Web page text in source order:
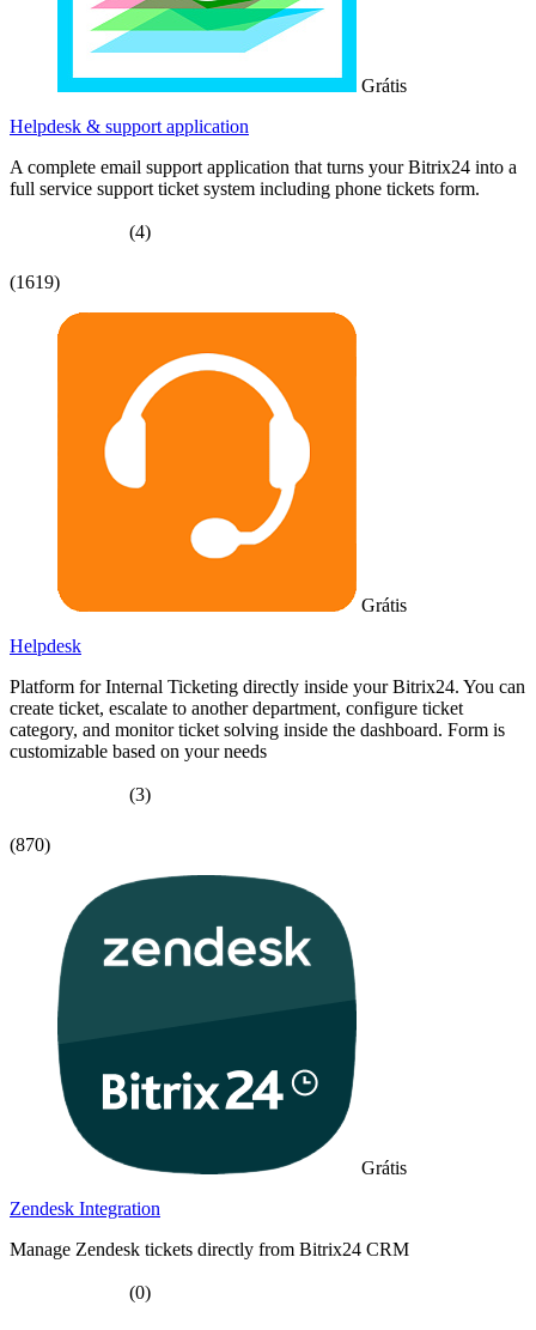
Grátis
Helpdesk & support application
A complete email support application that turns your Bitrix24 into a
full service support ticket system including phone tickets form.
(4)
(1619)
Grátis
Helpdesk
Platform for Internal Ticketing directly inside your Bitrix24. You can
create ticket, escalate to another department, configure ticket
category, and monitor ticket solving inside the dashboard. Form is
customizable based on your needs
(3)
(870)
Grátis
Zendesk Integration
Manage Zendesk tickets directly from Bitrix24 CRM
(0)